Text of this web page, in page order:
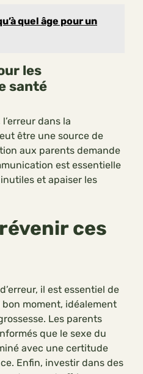
quel âge pour un
les
santé
dans la
être une source de
aux parents demande
est essentielle
et apaiser les
ces
il est essentiel de
bon moment, idéalement
Les parents
que le sexe du
avec une certitude
Enfin, investir dans des